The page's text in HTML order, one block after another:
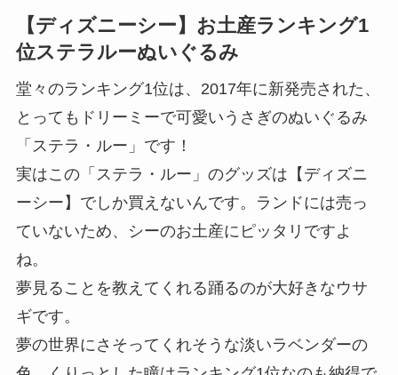
【ディズニーシー】お土産ランキング1
位ステラルーぬいぐるみ
堂々のランキング1位は、2017年に新発売された、
とってもドリーミーで可愛いうさぎのぬいぐるみ
「ステラ・ルー」です！
実はこの「ステラ・ルー」のグッズは【ディズニ
ーシー】でしか買えないんです。ランドには売っ
ていないため、シーのお土産にピッタリですよ
ね。
夢見ることを教えてくれる踊るのが大好きなウサ
ギです。
夢の世界にさそってくれそうな淡いラベンダーの